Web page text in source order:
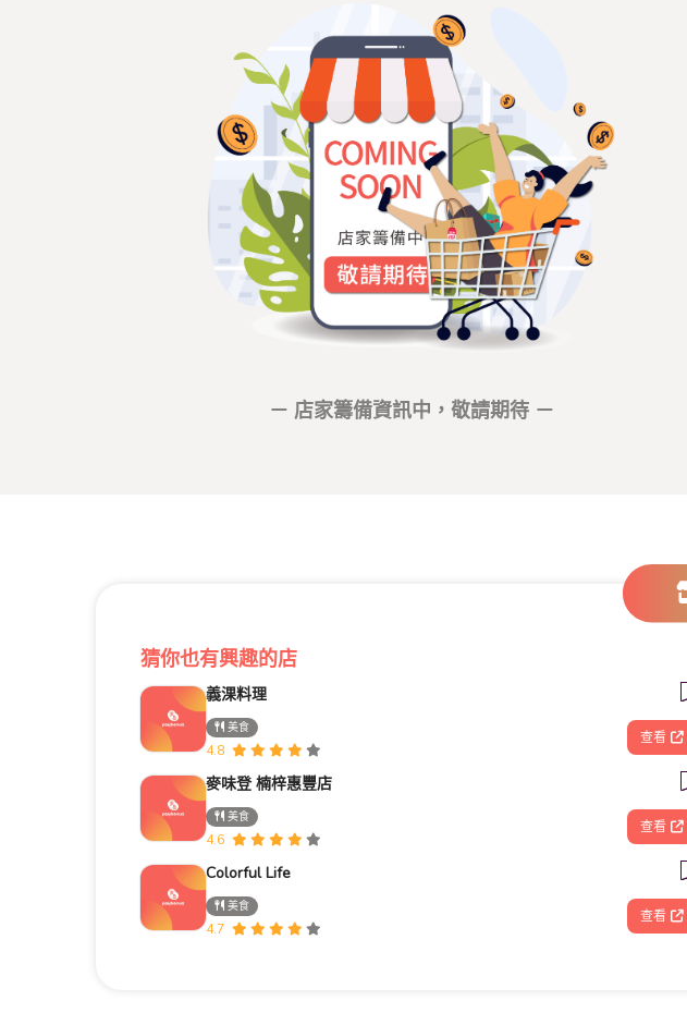
－ 店家籌備資訊中，敬請期待 －
猜你也有興趣的店
義淉料理
美食
4.8
查看
麥味登 楠梓惠豐店
美食
4.6
查看
Colorful Life
美食
4.7
查看